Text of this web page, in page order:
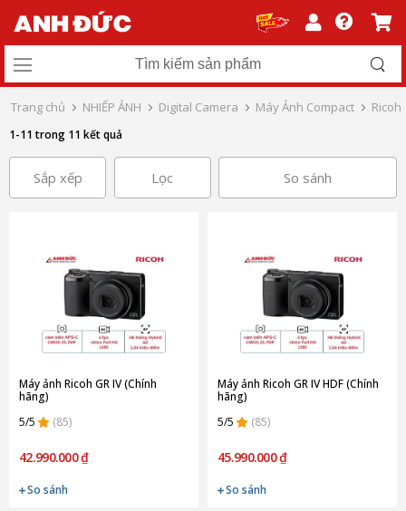
Trang chủ NHIẾP ẢNH Digital Camera Máy Ảnh Compact Ricoh
1-11 trong 11 kết quả
Sắp xếp Lọc So sánh
Máy ảnh Ricoh GR IV (Chính
hãng)
5/5
(85)
42.990.000 ₫
So sánh
Máy ảnh Ricoh GR IV HDF (Chính
hãng)
5/5
(85)
45.990.000 ₫
So sánh